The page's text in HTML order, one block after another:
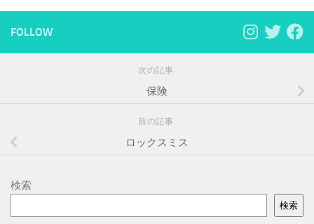
FOLLOW
次の記事
保険
前の記事
ロックスミス
検索
検索